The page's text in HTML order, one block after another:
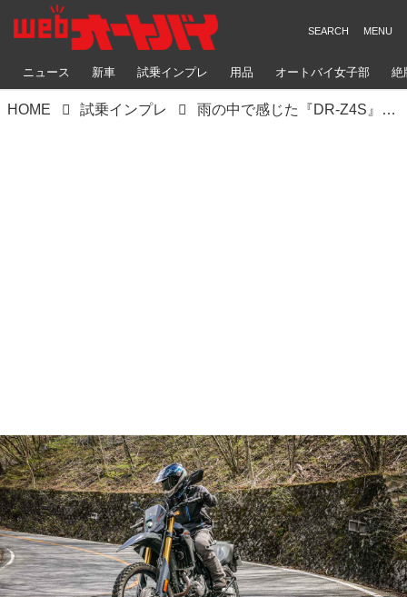
ニュース 新車 試乗インプレ 用品 オートバイ女子部 絶
HOME 試乗インプレ 雨の中で感じた『DR-Z4S』の一般道ツーリング性能。そしてやはり「パワーは正義だ！」と思った話【スズキ DR-Z4S ／ 試乗インプレ・レビュー③ ツーリング編】